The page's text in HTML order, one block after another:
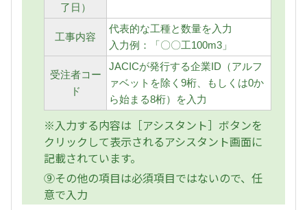
了日）
工事内容
代表的な工種と数量を入力
入力例：「〇〇工100m3」
受注者コー
ド
JACICが発行する企業ID（アルフ
ァベットを除く9桁、もしくは0か
ら始まる8桁）を入力
※入力する内容は［アシスタント］ボタンを
クリックして表示されるアシスタント画面に
記載されています。
⑨その他の項目は必須項目ではないので、任
意で入力